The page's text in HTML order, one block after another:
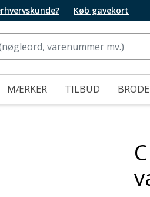
Køb gavekort
MÆRKER TILBUD